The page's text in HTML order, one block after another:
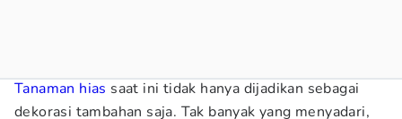
Tanaman hias saat ini tidak hanya dijadikan sebagai
dekorasi tambahan saja. Tak banyak yang menyadari,